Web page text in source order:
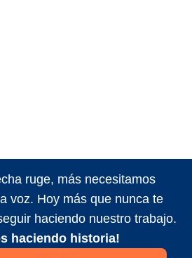
ruge, más necesitamos
voz. Hoy más que nunca te
haciendo nuestro trabajo.
haciendo historia!